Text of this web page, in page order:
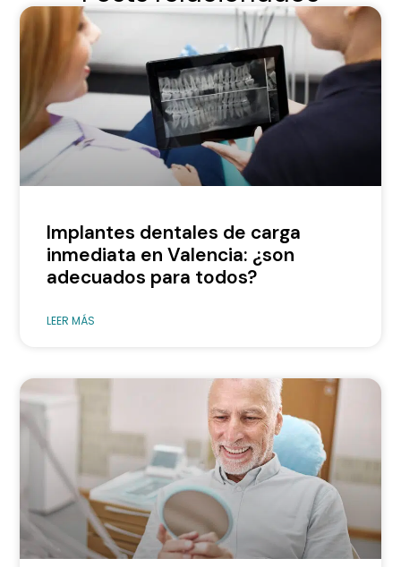
Implantes dentales de carga
inmediata en Valencia: ¿son
adecuados para todos?
LEER MÁS